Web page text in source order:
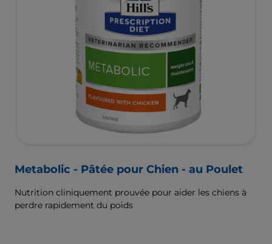
Metabolic - Pâtée pour Chien - au Poulet
Nutrition cliniquement prouvée pour aider les chiens à
perdre rapidement du poids